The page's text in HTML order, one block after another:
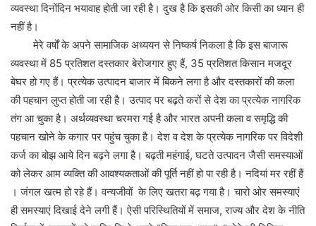
व्यवस्था दिनोंदिन भयावाह होती जा रही है। दुख है कि इसकी ओर किसी का ध्यान ही
नहीं है।
मेरे वर्षों के अपने सामाजिक अध्ययन से निष्कर्ष निकला है कि इस बाजारू
व्यवस्था में 85 प्रतिशत दस्तकार बेरोजगार हुए हैं, 35 प्रतिशत किसान मजदूर
बेघर हो गए हैं। प्रत्येक उत्पादन बाजार में बिकने लगा है और दस्तकारों की कला
की पहचान लुप्त होती जा रही है। उत्पाद पर बढ़ते करों से देश का प्रत्येक नागरिक
तंग आ चुका है। अर्थव्यवस्था चरमरा गई है और भारत अपनी कला व समृद्धि की
पहचान खोने के कगार पर पहुंच चुका है। देश व देश के प्रत्येक नागरिक पर विदेशी
कर्ज का बोझ आये दिन बढ़ने लगा है। बढ़ती महंगाई, घटते उत्पादन जैसी समस्याओं
को लेकर आम व्यक्ति की आवश्यकताओं की पूर्ति नहीं हो पा रही है। नदियां मर रहीं हैं
। जंगल खत्म हो रहे हैं। वन्यजीवों के लिए खतरा बढ़ गया है। चारो ओर समस्याएं
ही समस्याएं दिखाई देने लगी हैं। ऐसी परिस्थितियों में समाज, राज्य और देश के नीति